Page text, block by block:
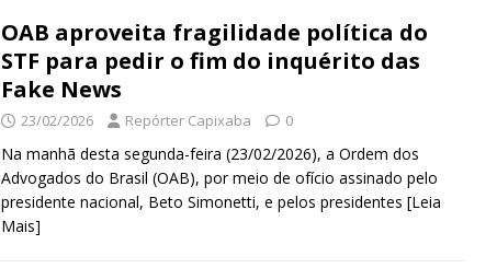
OAB aproveita fragilidade política do
STF para pedir o fim do inquérito das
Fake News
23/02/2026 Repórter Capixaba 0
Na manhã desta segunda-feira (23/02/2026), a Ordem dos
Advogados do Brasil (OAB), por meio de ofício assinado pelo
presidente nacional, Beto Simonetti, e pelos presidentes [Leia
Mais]